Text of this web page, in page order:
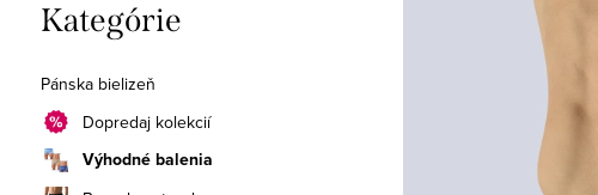
o
č
n
ý
Preskočiť
kategórie
Kategórie
Pánska bielizeň
Dopredaj kolekcií
Výhodné balenia